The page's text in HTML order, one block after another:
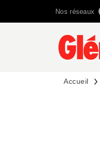
Nos réseaux
Accueil